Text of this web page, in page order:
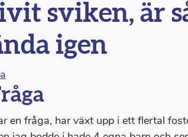
sviken, är
igen
en fråga, har växt upp i ett flertal